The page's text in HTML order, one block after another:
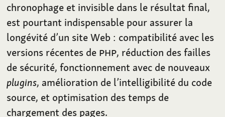
chronophage et invisible dans le résultat final,
est pourtant indispensable pour assurer la
longévité d’un site Web : compatibilité avec les
versions récentes de PHP, réduction des failles
de sécurité, fonctionnement avec de nouveaux
plugins, amélioration de l’intelligibilité du code
source, et optimisation des temps de
chargement des pages.